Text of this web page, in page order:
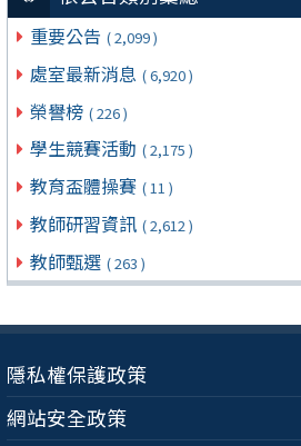
重要公告 ( 2,099 )
處室最新消息 ( 6,920 )
榮譽榜 ( 226 )
學生競賽活動 ( 2,175 )
教育盃體操賽 ( 11 )
教師研習資訊 ( 2,612 )
教師甄選 ( 263 )
隱私權保護政策
網站安全政策